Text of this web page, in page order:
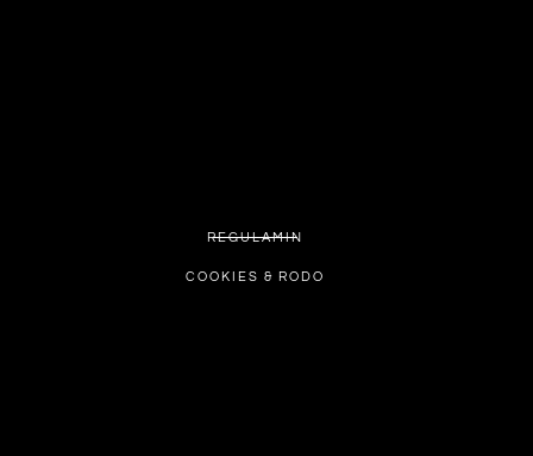
REGULAMIN
COOKIES & RODO